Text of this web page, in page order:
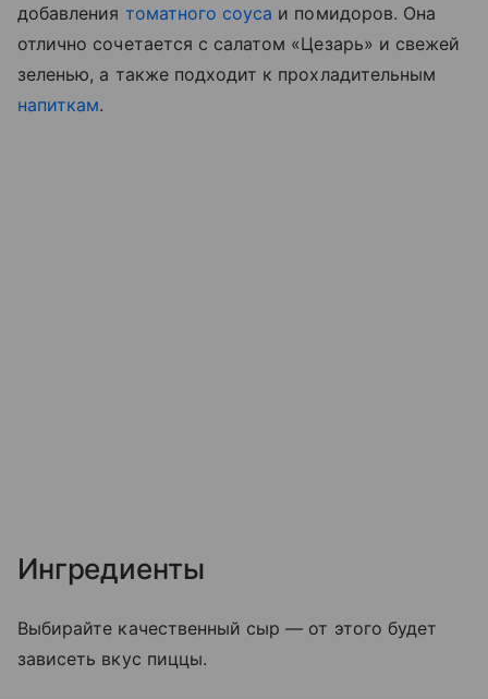
добавления томатного соуса и помидоров. Она
отлично сочетается с салатом «Цезарь» и свежей
зеленью, а также подходит к прохладительным
напиткам.
Ингредиенты
Выбирайте качественный сыр — от этого будет
зависеть вкус пиццы.